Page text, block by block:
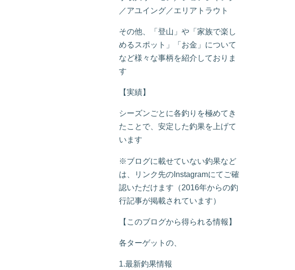
／アユイング／エリアトラウト
その他、「登山」や「家族で楽し
めるスポット」「お金」について
など様々な事柄を紹介しておりま
す
【実績】
シーズンごとに各釣りを極めてき
たことで、安定した釣果を上げて
います
※ブログに載せていない釣果など
は、リンク先のInstagramにてご確
認いただけます（2016年からの釣
行記事が掲載されています）
【このブログから得られる情報】
各ターゲットの、
1.最新釣果情報